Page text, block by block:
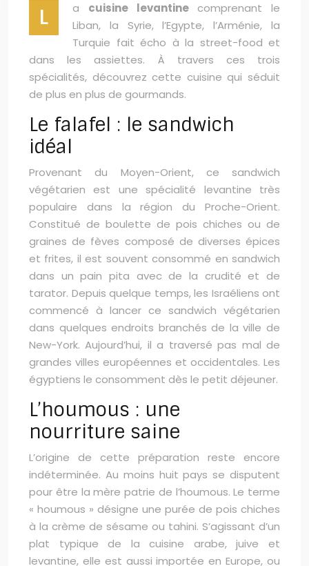
L a cuisine levantinecomprenant le
Liban, la Syrie, l’Egypte, l’Arménie, la
Turquie fait écho à la street-food et
dans les assiettes. À travers ces trois
spécialités, découvrez cette cuisine qui séduit
de plus en plus de gourmands.
Le falafel : le sandwich
idéal
Provenant du Moyen-Orient, ce sandwich
végétarien est une spécialité levantine très
populaire dans la région du Proche-Orient.
Constitué de boulette de pois chiches ou de
graines de fèves composé de diverses épices
et frites, il est souvent consommé en sandwich
dans un pain pita avec de la crudité et de
tarator. Depuis quelque temps, les Israéliens ont
commencé à lancer ce sandwich végétarien
dans quelques endroits branchés de la ville de
New-York. Aujourd’hui, il a traversé pas mal de
grandes villes européennes et occidentales. Les
égyptiens le consomment dès le petit déjeuner.
L’houmous : une
nourriture saine
L’origine de cette préparation reste encore
indéterminée. Au moins huit pays se disputent
pour être la mère patrie de l’houmous. Le terme
« houmous » désigne une purée de pois chiches
à la crème de sésame ou tahini. S’agissant d’un
plat typique de la cuisine arabe, juive et
levantine, elle est aussi importée en Europe, ou